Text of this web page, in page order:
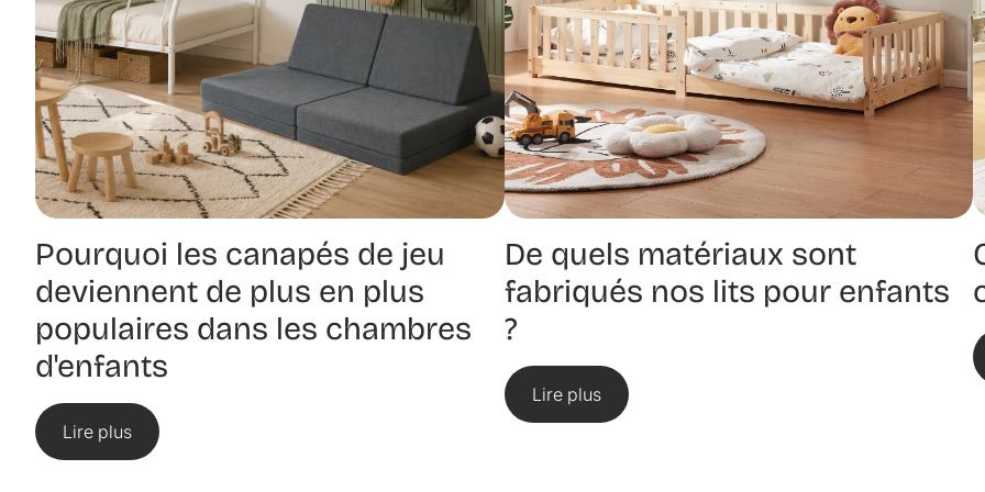
Pourquoi les canapés de jeu
deviennent de plus en plus
populaires dans les chambres
d'enfants
Lire plus
De quels matériaux sont
fabriqués nos lits pour enfants
?
Lire plus